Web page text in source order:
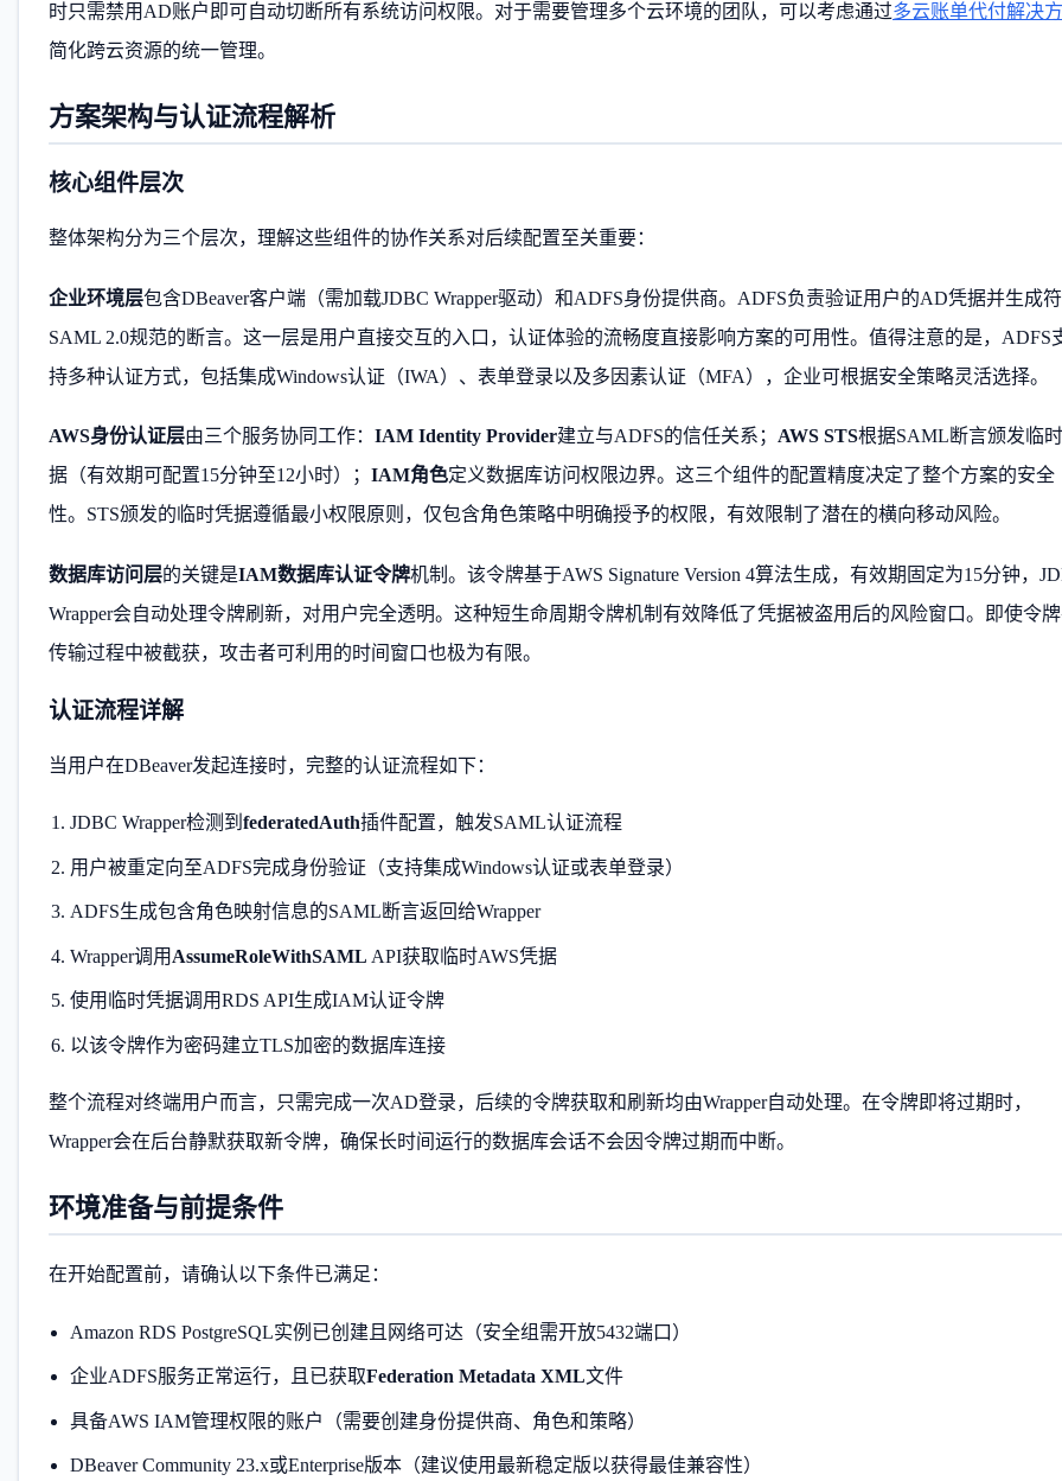
时只需禁用AD账户即可自动切断所有系统访问权限。对于需要管理多个云环境的团队，可以考虑通过多云账单代付解决
简化跨云资源的统一管理。
方案架构与认证流程解析
核心组件层次
整体架构分为三个层次，理解这些组件的协作关系对后续配置至关重要：
企业环境层包含DBeaver客户端（需加载JDBC Wrapper驱动）和ADFS身份提供商。ADFS负责验证用户的AD凭据并生成
SAML 2.0规范的断言。这一层是用户直接交互的入口，认证体验的流畅度直接影响方案的可用性。值得注意的是，ADFS
持多种认证方式，包括集成Windows认证（IWA）、表单登录以及多因素认证（MFA），企业可根据安全策略灵活选择。
AWS身份认证层由三个服务协同工作： IAM Identity Provider建立与ADFS的信任关系； AWS STS根据SAML断言颁发临
据（有效期可配置15分钟至12小时）； IAM角色定义数据库访问权限边界。这三个组件的配置精度决定了整个方案的安全
性。STS颁发的临时凭据遵循最小权限原则，仅包含角色策略中明确授予的权限，有效限制了潜在的横向移动风险。
数据库访问层的关键是IAM数据库认证令牌机制。该令牌基于AWS Signature Version 4算法生成，有效期固定为15分钟，
Wrapper会自动处理令牌刷新，对用户完全透明。这种短生命周期令牌机制有效降低了凭据被盗用后的风险窗口。即使令
传输过程中被截获，攻击者可利用的时间窗口也极为有限。
认证流程详解
当用户在DBeaver发起连接时，完整的认证流程如下：
JDBC Wrapper检测到 federatedAuth插件配置，触发SAML认证流程
用户被重定向至ADFS完成身份验证（支持集成Windows认证或表单登录）
ADFS生成包含角色映射信息的SAML断言返回给Wrapper
Wrapper调用 AssumeRoleWithSAML API获取临时AWS凭据
使用临时凭据调用RDS API生成IAM认证令牌
以该令牌作为密码建立TLS加密的数据库连接
整个流程对终端用户而言，只需完成一次AD登录，后续的令牌获取和刷新均由Wrapper自动处理。在令牌即将过期时，
Wrapper会在后台静默获取新令牌，确保长时间运行的数据库会话不会因令牌过期而中断。
环境准备与前提条件
在开始配置前，请确认以下条件已满足：
Amazon RDS PostgreSQL实例已创建且网络可达（安全组需开放5432端口）
企业ADFS服务正常运行，且已获取Federation Metadata XML文件
具备AWS IAM管理权限的账户（需要创建身份提供商、角色和策略）
DBeaver Community 23.x或Enterprise版本（建议使用最新稳定版以获得最佳兼容性）